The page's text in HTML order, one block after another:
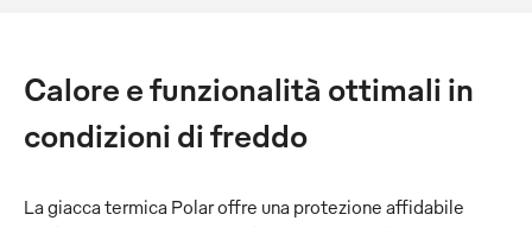
Calore e funzionalità ottimali in
condizioni di freddo
La giacca termica Polar offre una protezione affidabile